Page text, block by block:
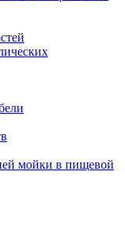
мойки в пищевой